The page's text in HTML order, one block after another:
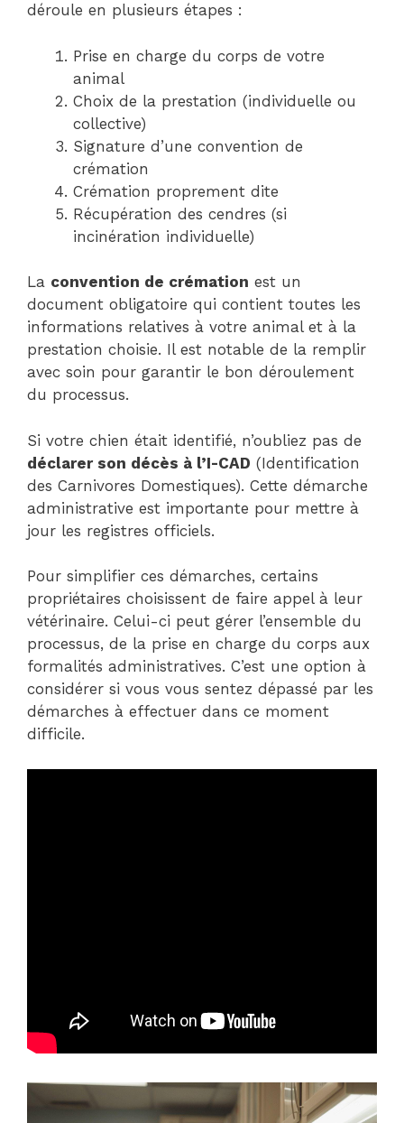
déroule en plusieurs étapes :
Prise en charge du corps de votre
animal
Choix de la prestation (individuelle ou
collective)
Signature d’une convention de
crémation
Crémation proprement dite
Récupération des cendres (si
incinération individuelle)
La convention de crémation est un
document obligatoire qui contient toutes les
informations relatives à votre animal et à la
prestation choisie. Il est notable de la remplir
avec soin pour garantir le bon déroulement
du processus.
Si votre chien était identifié, n’oubliez pas de
déclarer son décès à l’I-CAD (Identification
des Carnivores Domestiques). Cette démarche
administrative est importante pour mettre à
jour les registres officiels.
Pour simplifier ces démarches, certains
propriétaires choisissent de faire appel à leur
vétérinaire. Celui-ci peut gérer l’ensemble du
processus, de la prise en charge du corps aux
formalités administratives. C’est une option à
considérer si vous vous sentez dépassé par les
démarches à effectuer dans ce moment
difficile.